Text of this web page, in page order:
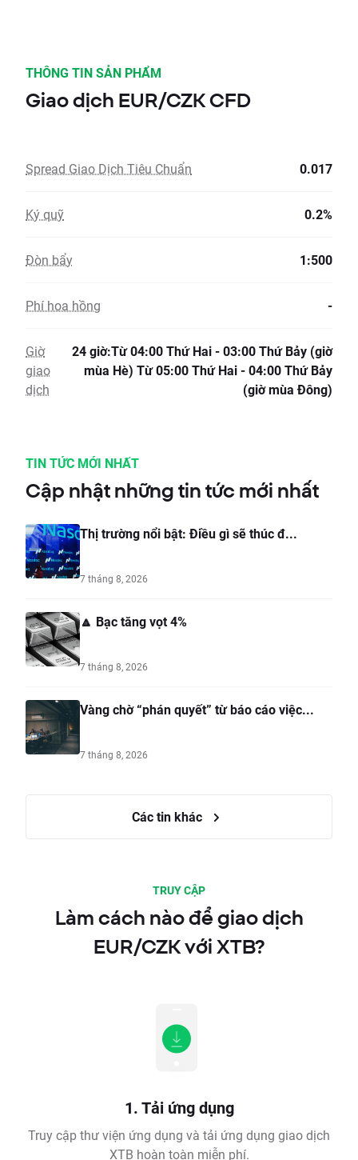
THÔNG TIN SẢN PHẨM
Giao dịch EUR/CZK CFD
Spread Giao Dịch Tiêu Chuẩn 0.017
Ký quỹ 0.2%
Đòn bẩy 1:500
Phí hoa hồng -
Giờ
giao
dịch
24 giờ:Từ 04:00 Thứ Hai - 03:00 Thứ Bảy (giờ
mùa Hè) Từ 05:00 Thứ Hai - 04:00 Thứ Bảy
(giờ mùa Đông)
TIN TỨC MỚI NHẤT
Cập nhật những tin tức mới nhất
Thị trường nổi bật: Điều gì sẽ thúc đ...
7 tháng 8, 2026
🔼 Bạc tăng vọt 4%
7 tháng 8, 2026
Vàng chờ “phán quyết” từ báo cáo việc...
7 tháng 8, 2026
Các tin khác
TRUY CẬP
Làm cách nào để giao dịch
EUR/CZK với XTB?
1. Tải ứng dụng
Truy cập thư viện ứng dụng và tải ứng dụng giao dịch
XTB hoàn toàn miễn phí.